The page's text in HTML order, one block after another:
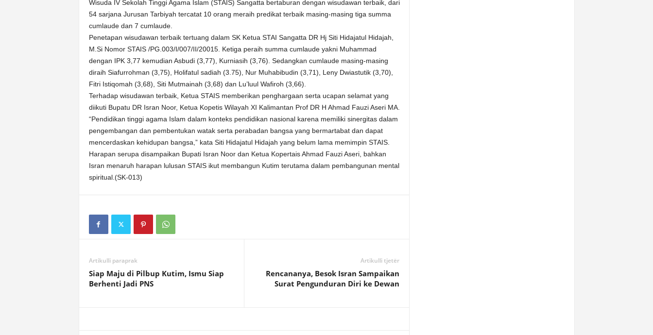
Wisuda IV Sekolah Tinggi Agama Islam (STAIS) Sangatta bertaburan dengan wisudawan terbaik, dari
54 sarjana Jurusan Tarbiyah tercatat 10 orang meraih predikat terbaik masing-masing tiga summa
cumlaude dan 7 cumlaude.
Penetapan wisudawan terbaik tertuang dalam SK Ketua STAI Sangatta DR Hj Siti Hidajatul Hidajah,
M.Si Nomor STAIS /PG.003/I/007/II/20015. Ketiga peraih summa cumlaude yakni Muhammad
dengan IPK 3,77 kemudian Asbudi (3,77), Kurniasih (3,76). Sedangkan cumlaude masing-masing
diraih Siafurrohman (3,75), Holifatul sadiah (3.75), Nur Muhabibudin (3,71), Leny Dwiastutik (3,70),
Fitri Istiqomah (3,68), Siti Mutmainah (3,68) dan Lu’luul Wafiroh (3,66).
Terhadap wisudawan terbaik, Ketua STAIS memberikan penghargaan serta ucapan selamat yang
diikuti Bupatu DR Isran Noor, Ketua Kopetis Wilayah XI Kalimantan Prof DR H Ahmad Fauzi Aseri MA.
“Pendidikan tinggi agama Islam dalam konteks pendidikan nasional karena memiliki sinergitas dalam
pengembangan dan pembentukan watak serta perabadan bangsa yang bermartabat dan dapat
mencerdaskan kehidupan bangsa,” kata Siti Hidajatul Hidajah yang belum lama memimpin STAIS.
Harapan serupa disampaikan Bupati Isran Noor dan Ketua Kopertais Ahmad Fauzi Aseri, bahkan
Isran menaruh harapan lulusan STAIS ikut membangun Kutim terutama dalam pembangunan mental
spiritual.(SK-013)
Artikulli paraprak
Siap Maju di Pilbup Kutim, Ismu Siap
Berhenti Jadi PNS
Artikulli tjetër
Rencananya, Besok Isran Sampaikan
Surat Pengunduran Diri ke Dewan